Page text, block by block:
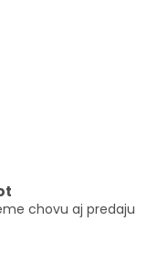
chovu aj predaju